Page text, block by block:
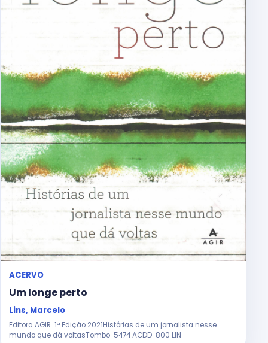
ACERVO
Um longe perto
Lins, Marcelo
Editora AGIR 1ª Edição 2021Histórias de um jornalista nesse
mundo que dá voltasTombo 5474 ACDD 800 LIN